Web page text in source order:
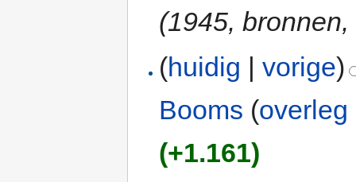
(1945,
(huidig |vorige)
Booms (overleg
(+1.161)